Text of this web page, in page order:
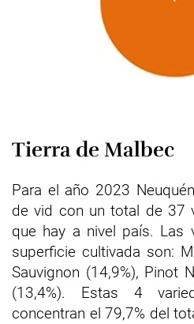
Tierra de Malbec
Para el año 2023
de vid con un total de 37
que hay a nivel país. Las
superficie cultivada son:
Sauvignon (14,9%), Pinot
(13,4%). Estas 4
concentran el 79,7% del